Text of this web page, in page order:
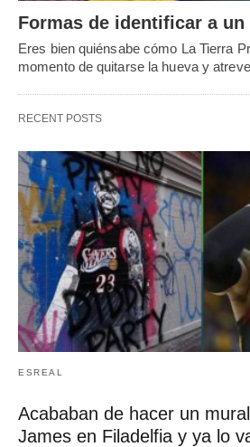
Formas de identificar a
Eres bien quiénsabe cómo La Tierra
momento de quitarse la hueva y
RECENT POSTS
ESREAL
Acababan de hacer un
James en Filadelfia y ya lo